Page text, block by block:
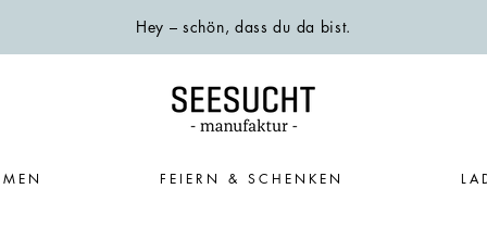
Hey – schön, dass du da bist.
FEIERN & SCHENKEN